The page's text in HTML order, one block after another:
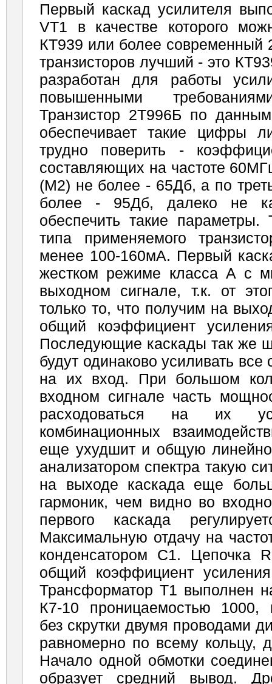
Первый каскад усилителя
VT1 в качестве которого
КТ939 или более современный
транзисторов лучший - это
разработан для работы
повышенными
Транзистор 2Т996Б по данным
обеспечивает такие цифры
трудно поверить -
составляющих на частоте
(М2) не более - 65Дб, а по
более - 95Дб, далеко не
обеспечить такие параметры.
типа применяемого
менее 100-160мА. Первый
жестком режиме класса А с
выходном сигнале, т.к. от
только то, что получим на
общий коэффициент
Последующие каскады так же
будут одинаково усиливать
на их вход. При большом
входном сигнале часть
расходоваться на их
комбинационных
еще ухудшит и общую
анализатором спектра такую
на выходе каскада еще
гармоник, чем видно во
первого каскада
Максимальную отдачу на
конденсатором С1. Цепочка
общий коэффициент
Трансформатор Т1 выполнен
К7-10 проницаемостью 1000,
без скрутки двумя проводами
равномерно по всему кольцу,
Начало одной обмотки
образует средний вывод.